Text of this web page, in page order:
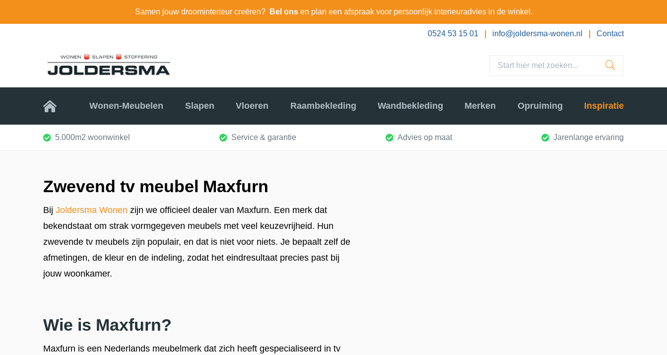
Samen jouw droominterieur creëren? Bel onsen plan een afspraak voor persoonlijk interieuradvies in de winkel.
0524 53 15 01 info@joldersma-wonen.nl Contact
Home Wonen-Meubelen Slapen Vloeren Raambekleding Wandbekleding Merken Opruiming Inspiratie
5.000m2 woonwinkel Service & garantie Advies op maat Jarenlange ervaring
Zwevend tv meubel Maxfurn
Bij Joldersma Wonen zijn we officieel dealer van Maxfurn. Een merk dat
bekendstaat om strak vormgegeven meubels met veel keuzevrijheid. Hun
zwevende tv meubels zijn populair, en dat is niet voor niets. Je bepaalt zelf de
afmetingen, de kleur en de indeling, zodat het eindresultaat precies past bij
jouw woonkamer.
Wie is Maxfurn?
Maxfurn is een Nederlands meubelmerk dat zich heeft gespecialiseerd in tv